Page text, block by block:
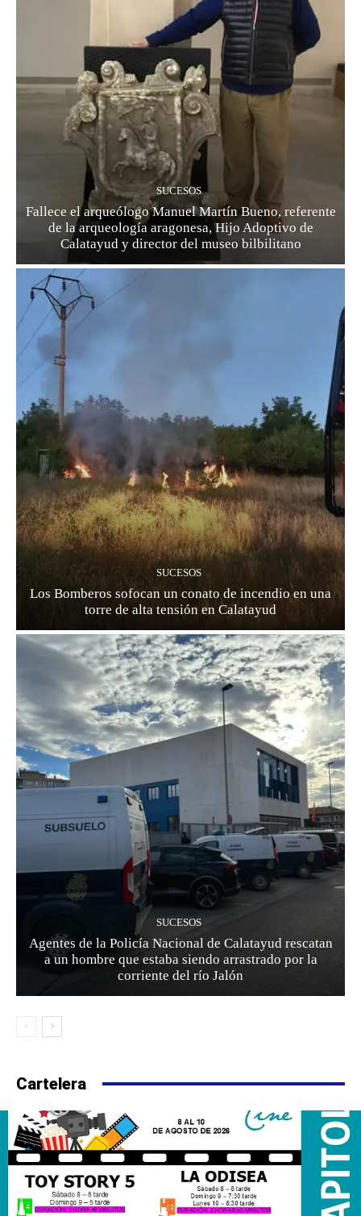
SUCESOS
Fallece el arqueólogo Manuel Martín Bueno, referente
de la arqueología aragonesa, Hijo Adoptivo de
Calatayud y director del museo bilbilitano
SUCESOS
Los Bomberos sofocan un conato de incendio en una
torre de alta tensión en Calatayud
SUCESOS
Agentes de la Policía Nacional de Calatayud rescatan
a un hombre que estaba siendo arrastrado por la
corriente del río Jalón
Cartelera